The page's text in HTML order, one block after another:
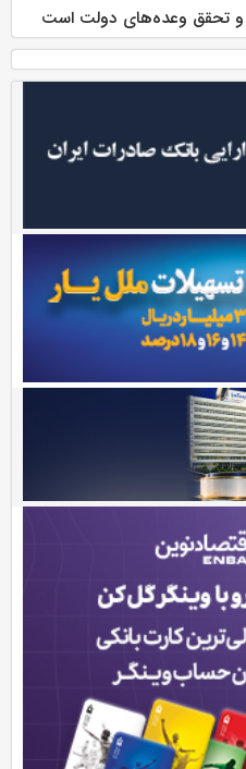
و تحقق وعده‌های دولت است